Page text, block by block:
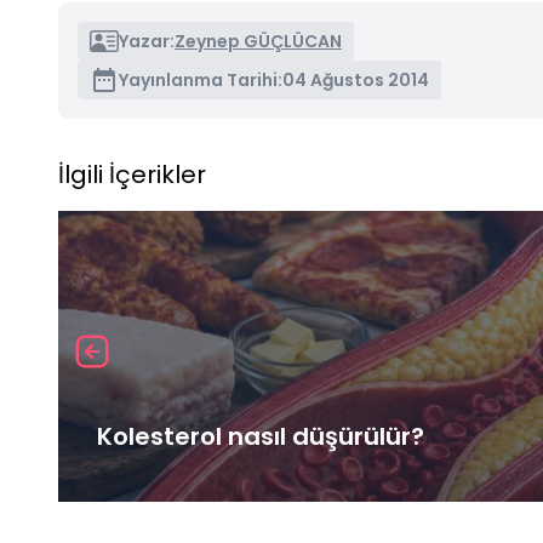
Yazar:Zeynep GÜÇLÜCAN
Yayınlanma Tarihi:04 Ağustos 2014
İlgili İçerikler
Kolesterol nasıl düşürülür?